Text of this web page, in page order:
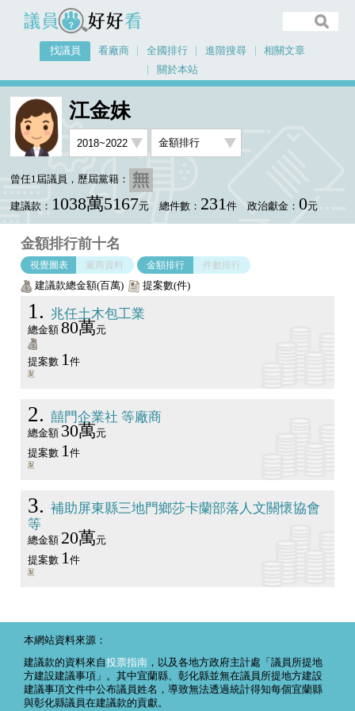
議員好好看
找議員 看廠商 全國排行 進階搜尋
相關文章
關於本站
首頁 找議員
江金妹
曾任1屆議員，歷屆黨籍：
建議款： 1038萬5167元 總件數： 231件 政治獻金： 0元
金額排行前十名
視覺圖表 廠商資料 金額排行 件數排行
建議款總金額(百萬) 提案數(件)
1 兆任土木包工業
總金額 80萬元
提案數 1 件
2 囍門企業社 等廠商
總金額 30萬元
提案數 1 件
3
補助屏東縣三地門鄉莎卡蘭部落人文關懷協會
等
總金額 20萬元
提案數 1 件
本網站資料來源：
建議款的資料來自投票指南 ，以及各地方政府主計處「議員所提地
方建設建議事項」。其中宜蘭縣、彰化縣並無在議員所提地方建設
建議事項文件中公布議員姓名，導致無法透過統計得知每個宜蘭縣
與彰化縣議員在建議款的貢獻。